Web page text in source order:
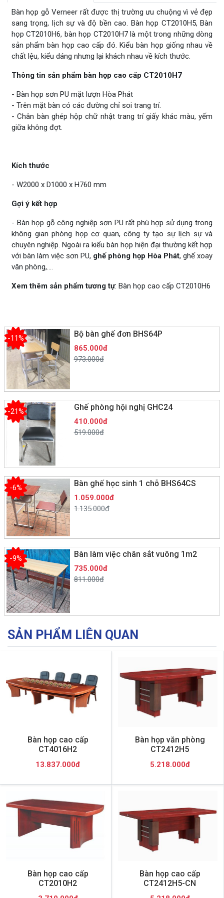
Bàn họp gỗ Verneer rất được thị trường ưu chuộng vì vẻ đẹp
sang trọng, lịch sự và độ bền cao. Bàn họp CT2010H5, Bàn
họp CT2010H6, bàn họp CT2010H7 là một trong những dòng
sản phẩm bàn họp cao cấp đó. Kiểu bàn họp giống nhau về
chất lệu, kiểu dáng nhưng lại khách nhau về kích thước.
Thông tin sản phẩm bàn họp cao cấp CT2010H7
- Bàn họp sơn PU mặt lượn Hòa Phát
- Trên mặt bàn có các đường chỉ soi trang trí.
- Chân bàn ghép hộp chữ nhật trang trí giấy khác màu, yếm
giữa không đợt.
Kích thước
- W2000 x D1000 x H760 mm
Gợi ý kết hợp
- Bàn họp gỗ công nghiệp sơn PU rất phù hợp sử dụng trong
không gian phòng họp cơ quan, công ty tạo sự lịch sự và
chuyên nghiệp. Ngoài ra kiểu bàn họp hiện đại thường kết hợp
với bàn làm việc sơn PU, ghế phòng họp Hòa Phát, ghế xoay
văn phòng,....
Xem thêm sản phẩm tương tự: Bàn họp cao cấp CT2010H6
Bộ bàn ghế đơn BHS64P
-11%
865.000đ
973.000đ
Ghế phòng hội nghị GHC24
-21%
410.000đ
519.000đ
Bàn ghế học sinh 1 chỗ BHS64CS
-6%
1.059.000đ
1.135.000đ
Bàn làm việc chân sắt vuông 1m2
-9%
735.000đ
811.000đ
SẢN PHẨM LIÊN QUAN
Bàn họp cao cấp
CT4016H2
13.837.000đ
Bàn họp văn phòng
CT2412H5
5.218.000đ
Bàn họp cao cấp
CT2010H2
Bàn họp cao cấp
CT2412H5-CN